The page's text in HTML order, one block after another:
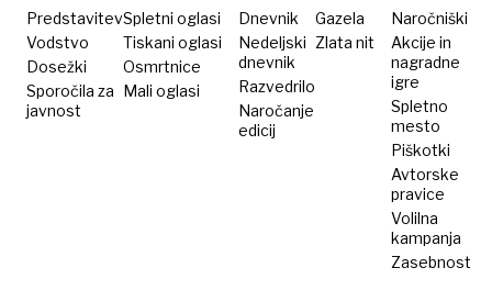
Predstavitev
Vodstvo
Dosežki
Sporočila za
javnost
Spletni oglasi
Tiskani oglasi
Osmrtnice
Mali oglasi
Dnevnik
Nedeljski
dnevnik
Razvedrilo
Naročanje
edicij
Gazela
Zlata nit
Naročniški
Akcije in
nagradne
igre
Spletno
mesto
Piškotki
Avtorske
pravice
Volilna
kampanja
Zasebnost